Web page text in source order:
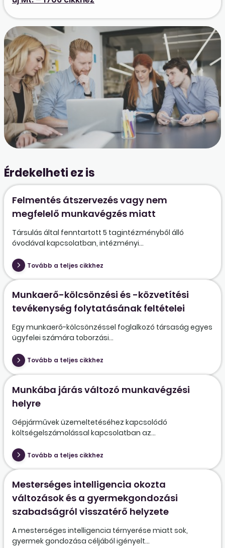
Érdekelheti ez is
Felmentés átszervezés vagy nem
megfelelő munkavégzés miatt
Társulás által fenntartott 5 tagintézményből álló
óvodával kapcsolatban, intézményi...
Tovább a teljes cikkhez
Munkaerő-kölcsönzési és -közvetítési
tevékenység folytatásának feltételei
Egy munkaerő-kölcsönzéssel foglalkozó társaság egyes
ügyfelei számára toborzási...
Tovább a teljes cikkhez
Munkába járás változó munkavégzési
helyre
Gépjárművek üzemeltetéséhez kapcsolódó
költségelszámolással kapcsolatban az...
Tovább a teljes cikkhez
Mesterséges intelligencia okozta
változások és a gyermekgondozási
szabadságról visszatérő helyzete
A mesterséges intelligencia térnyerése miatt sok,
gyermek gondozása céljából igényelt...